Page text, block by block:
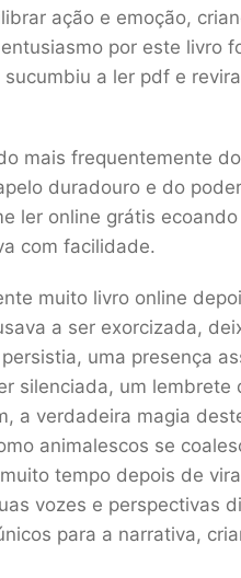
ação e emoção,
por este livro
a ler pdf e
mais frequentemente
duradouro e do
ler online grátis
com facilidade.
muito livro online
a ser exorcizada,
uma presença
silenciada, um lembrete
a verdadeira magia
animalescos se
tempo depois de
vozes e perspectivas
para a narrativa,